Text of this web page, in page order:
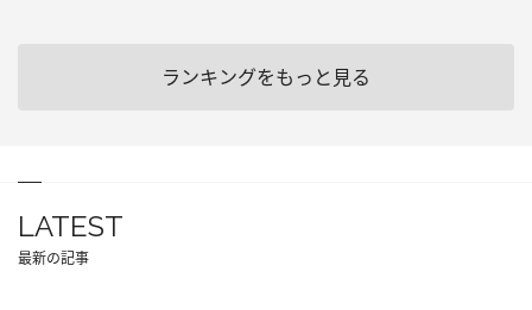
ランキングをもっと見る
LATEST
最新の記事